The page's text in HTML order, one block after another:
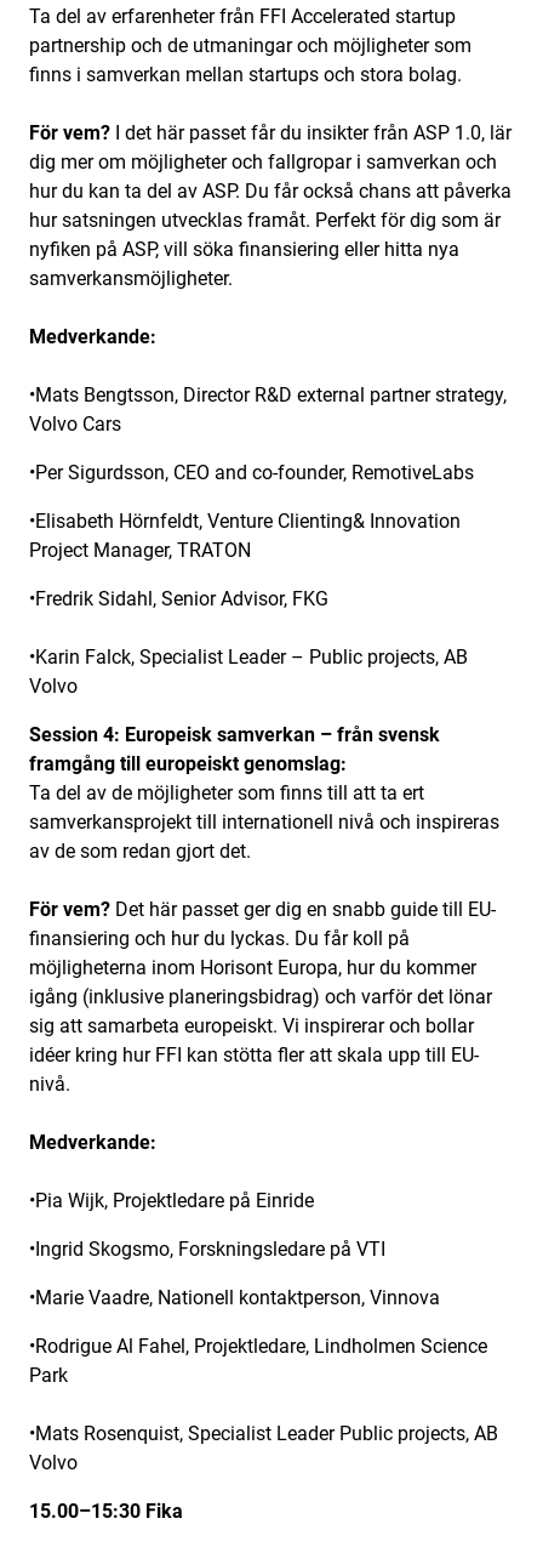
Ta del av erfarenheter från FFI Accelerated startup
partnership och de utmaningar och möjligheter som
finns i samverkan mellan startups och stora bolag.
För vem? I det här passet får du insikter från ASP 1.0, lär
dig mer om möjligheter och fallgropar i samverkan och
hur du kan ta del av ASP. Du får också chans att påverka
hur satsningen utvecklas framåt. Perfekt för dig som är
nyfiken på ASP, vill söka finansiering eller hitta nya
samverkansmöjligheter.
Medverkande:
•Mats Bengtsson, Director R&D external partner strategy,
Volvo Cars
•Per Sigurdsson, CEO and co-founder, RemotiveLabs
•Elisabeth Hörnfeldt, Venture Clienting& Innovation
Project Manager, TRATON
•Fredrik Sidahl, Senior Advisor, FKG
•Karin Falck, Specialist Leader – Public projects, AB
Volvo
Session 4: Europeisk samverkan – från svensk
framgång till europeiskt genomslag:
Ta del av de möjligheter som finns till att ta ert
samverkansprojekt till internationell nivå och inspireras
av de som redan gjort det.
För vem? Det här passet ger dig en snabb guide till EU-
finansiering och hur du lyckas. Du får koll på
möjligheterna inom Horisont Europa, hur du kommer
igång (inklusive planeringsbidrag) och varför det lönar
sig att samarbeta europeiskt. Vi inspirerar och bollar
idéer kring hur FFI kan stötta fler att skala upp till EU-
nivå.
Medverkande:
•Pia Wijk, Projektledare på Einride
•Ingrid Skogsmo, Forskningsledare på VTI
•Marie Vaadre, Nationell kontaktperson, Vinnova
•Rodrigue Al Fahel, Projektledare, Lindholmen Science
Park
•Mats Rosenquist, Specialist Leader Public projects, AB
Volvo
15.00–15:30 Fika